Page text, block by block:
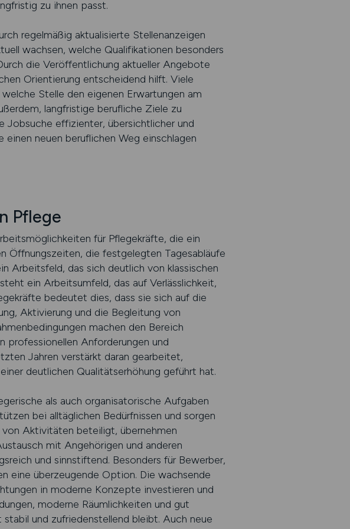
zu ihnen passt.
regelmäßig aktualisierte Stellenanzeigen
wachsen, welche Qualifikationen besonders
die Veröffentlichung aktueller Angebote
Orientierung entscheidend hilft. Viele
Stelle den eigenen Erwartungen am
langfristige berufliche Ziele zu
Jobsuche effizienter, übersichtlicher und
neuen beruflichen Weg einschlagen
Pflege
für Pflegekräfte, die ein
Öffnungszeiten, die festgelegten Tagesabläufe
Arbeitsfeld, das sich deutlich von klassischen
ein Arbeitsumfeld, das auf Verlässlichkeit,
bedeutet dies, dass sie sich auf die
Aktivierung und die Begleitung von
machen den Bereich
professionellen Anforderungen und
Jahren verstärkt daran gearbeitet,
deutlichen Qualitätserhöhung geführt hat.
als auch organisatorische Aufgaben
bei alltäglichen Bedürfnissen und sorgen
Aktivitäten beteiligt, übernehmen
mit Angehörigen und anderen
und sinnstiftend. Besonders für Bewerber,
eine überzeugende Option. Die wachsende
in moderne Konzepte investieren und
moderne Räumlichkeiten und gut
und zufriedenstellend bleibt. Auch neue